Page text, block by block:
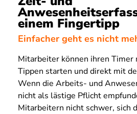
einem Fingertipp
Einfacher geht es nicht
Mitarbeiter können ihren Timer
Tippen starten und direkt mit
Wenn die Arbeits- und
nicht als lästige Pflicht
Mitarbeitern nicht schwer, sich